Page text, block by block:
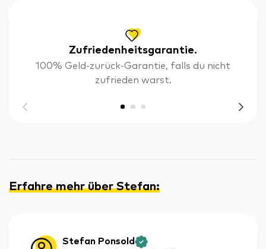
Zufriedenheitsgarantie.
100% Geld-zurück-Garantie, falls du nicht
zufrieden warst.
Erfahre mehr über Stefan:
Stefan Ponsold